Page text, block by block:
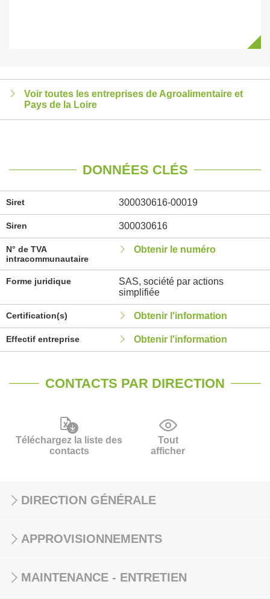
Voir toutes les entreprises de Agroalimentaire et
Pays de la Loire
DONNÉES CLÉS
Siret 300030616-00019
Siren 300030616
N° de TVA
intracommunautaire
Obtenir le numéro
Forme juridique
SAS, société par actions
simplifiée
Certification(s) Obtenir l'information
Effectif entreprise Obtenir l'information
CONTACTS PAR DIRECTION
Téléchargez la liste des
contacts
Tout
afficher
DIRECTION GÉNÉRALE
APPROVISIONNEMENTS
MAINTENANCE - ENTRETIEN